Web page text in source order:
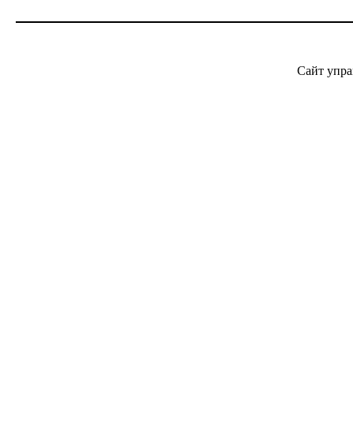
Сайт